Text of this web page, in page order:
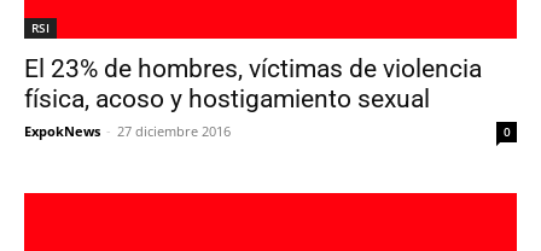
RSI
El 23% de hombres, víctimas de violencia
física, acoso y hostigamiento sexual
ExpokNews - 27 diciembre 2016 0